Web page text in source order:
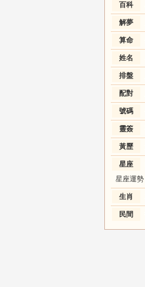
百科
解夢
算命
姓名
排盤
配對
號碼
靈簽
黃歷
星座
星座運勢
生肖
民間